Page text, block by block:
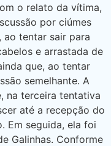
o relato da vítima,
por ciúmes
ao tentar sair para
e arrastada de
que, ao tentar
semelhante. A
na terceira tentativa
até a recepção do
Em seguida, ela foi
Galinhas. Conforme